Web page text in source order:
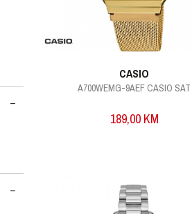
CASIO
A700WEMG-9AEF CASIO SAT
189,00 KM